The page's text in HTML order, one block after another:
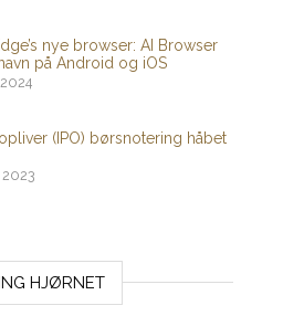
nye browser: AI Browser
på Android og iOS
(IPO) børsnotering håbet
HJØRNET